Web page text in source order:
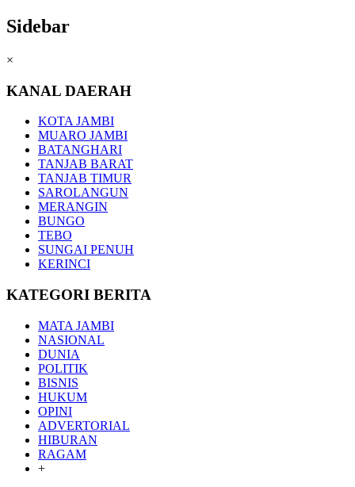
Sidebar
×
KANAL DAERAH
KOTA JAMBI
MUARO JAMBI
BATANGHARI
TANJAB BARAT
TANJAB TIMUR
SAROLANGUN
MERANGIN
BUNGO
TEBO
SUNGAI PENUH
KERINCI
KATEGORI BERITA
MATA JAMBI
NASIONAL
DUNIA
POLITIK
BISNIS
HUKUM
OPINI
ADVERTORIAL
HIBURAN
RAGAM
+